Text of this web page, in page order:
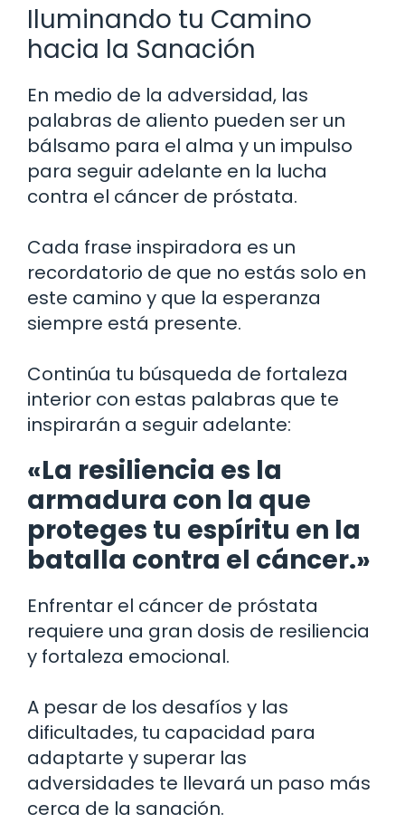
Iluminando tu Camino
hacia la Sanación
En medio de la adversidad, las
palabras de aliento pueden ser un
bálsamo para el alma y un impulso
para seguir adelante en la lucha
contra el cáncer de próstata.
Cada frase inspiradora es un
recordatorio de que no estás solo en
este camino y que la esperanza
siempre está presente.
Continúa tu búsqueda de fortaleza
interior con estas palabras que te
inspirarán a seguir adelante:
«La resiliencia es la
armadura con la que
proteges tu espíritu en la
batalla contra el cáncer.»
Enfrentar el cáncer de próstata
requiere una gran dosis de resiliencia
y fortaleza emocional.
A pesar de los desafíos y las
dificultades, tu capacidad para
adaptarte y superar las
adversidades te llevará un paso más
cerca de la sanación.